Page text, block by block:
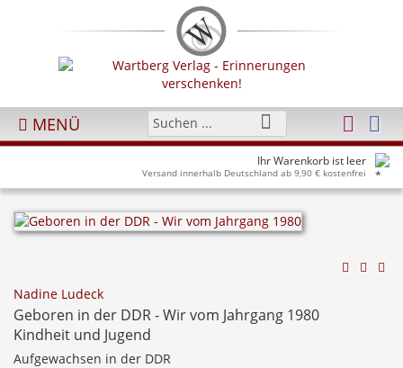
MENÜ
Ihr Warenkorb ist leer
Versand innerhalb Deutschland ab 9,90 € kostenfrei
Nadine Ludeck
Geboren in der DDR - Wir vom Jahrgang 1980
Kindheit und Jugend
Aufgewachsen in der DDR